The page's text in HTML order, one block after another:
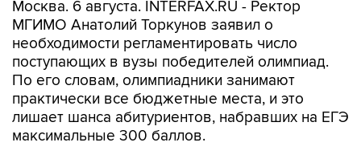
необходимости регламентировать число
поступающих в вузы победителей олимпиад.
По его словам, олимпиадники занимают
практически все бюджетные места, и это
лишает шанса абитуриентов, набравших на ЕГЭ
максимальные 300 баллов.
"Ситуация складывается таким образом, что